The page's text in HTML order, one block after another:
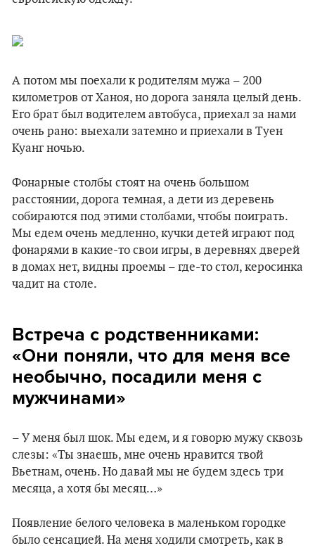
А потом мы поехали к родителям мужа – 200
километров от Ханоя, но дорога заняла целый день.
Его брат был водителем автобуса, приехал за нами
очень рано: выехали затемно и приехали в Туен
Куанг ночью.
Фонарные столбы стоят на очень большом
расстоянии, дорога темная, а дети из деревень
собираются под этими столбами, чтобы поиграть.
Мы едем очень медленно, кучки детей играют под
фонарями в какие-то свои игры, в деревнях дверей
в домах нет, видны проемы – где-то стол, керосинка
чадит на столе.
Встреча с родственниками:
«Они поняли, что для меня все
необычно, посадили меня с
мужчинами»
– У меня был шок. Мы едем, и я говорю мужу сквозь
слезы: «Ты знаешь, мне очень нравится твой
Вьетнам, очень. Но давай мы не будем здесь три
месяца, а хотя бы месяц…»
Появление белого человека в маленьком городке
было сенсацией. На меня ходили смотреть, как в